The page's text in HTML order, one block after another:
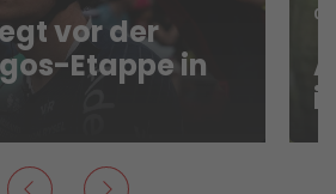
vor der
Etappe in